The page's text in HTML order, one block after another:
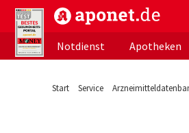
aponet.de - Das offizielle
Notdienst
Apotheken
Start Service